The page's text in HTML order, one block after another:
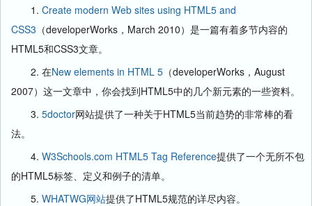
1. Create modern Web sites using HTML5 and
CSS3 （developerWorks，March 2010）是一篇有着多节内容的
HTML5和CSS3文章。
2. 在New elements in HTML 5 （developerWorks，August
2007）这一文章中，你会找到HTML5中的几个新元素的一些资料。
3. 5doctor网站提供了一种关于HTML5当前趋势的非常棒的看
法。
4. W3Schools.com HTML5 Tag Reference提供了一个无所不包
的HTML5标签、定义和例子的清单。
5. WHATWG网站提供了HTML5规范的详尽内容。